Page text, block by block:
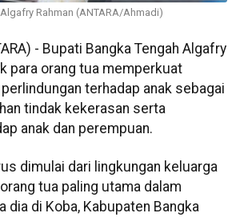
Rahman (ANTARA/Ahmadi)
- Bupati Bangka Tengah Algafry
para orang tua memperkuat
terhadap anak sebagai
tindak kekerasan serta
anak dan perempuan.
dimulai dari lingkungan keluarga
tua paling utama dalam
dia di Koba, Kabupaten Bangka